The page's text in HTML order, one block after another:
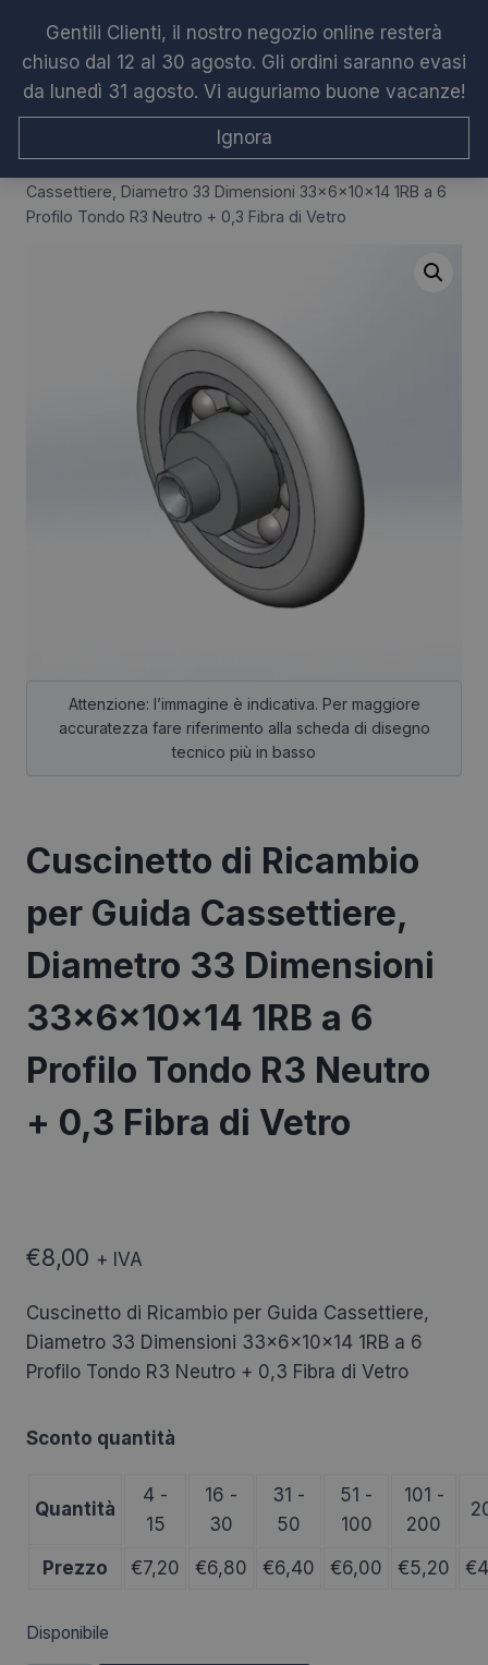
Gentili Clienti, il nostro negozio online resterà
chiuso dal 12 al 30 agosto. Gli ordini saranno evasi
da lunedì 31 agosto. Vi auguriamo buone vacanze!
Ignora
contenuto
Cuscinetti varie applicazioni
Cassettiere, Diametro 33 Dimensioni 33x6x10x14 1RB a 6
Profilo Tondo R3 Neutro + 0,3 Fibra di Vetro
Cuscinetto di Ricambio
per Guida Cassettiere,
Diametro 33 Dimensioni
33x6x10x14 1RB a 6
Profilo Tondo R3 Neutro
+ 0,3 Fibra di Vetro
€8,00 + IVA
Cuscinetto di Ricambio per Guida Cassettiere,
Diametro 33 Dimensioni 33x6x10x14 1RB a 6
Profilo Tondo R3 Neutro + 0,3 Fibra di Vetro
Sconto quantità
Quantità
4 -
15
16 -
30
31 -
50
51 -
100
101 -
200
Prezzo €7,20 €6,80 €6,40 €6,00 €5,20 €
Disponibile